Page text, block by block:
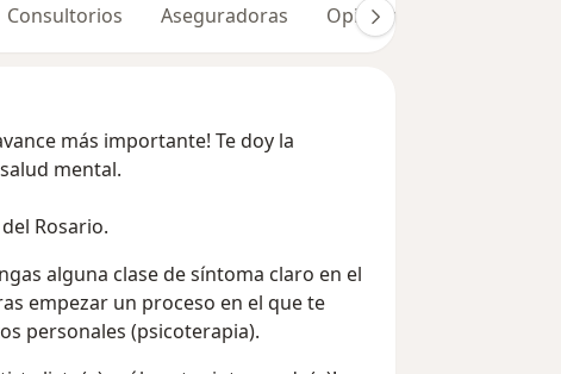
Consultorios Aseguradoras Opiniones (49)
más importante! Te doy la
mental.
Rosario.
alguna clase de síntoma claro en el
empezar un proceso en el que te
personales (psicoterapia).